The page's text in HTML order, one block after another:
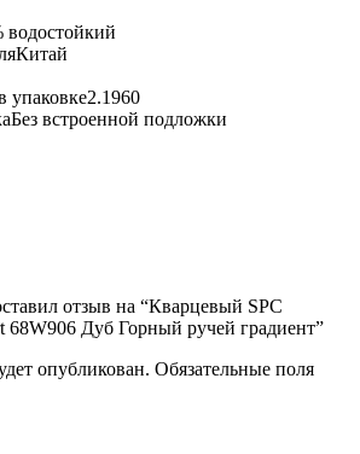
водостойкий
Китай
упаковке2.1960
Без встроенной подложки
отзыв на “Кварцевый SPC
68W906 Дуб Горный ручей градиент”
опубликован. Обязательные поля